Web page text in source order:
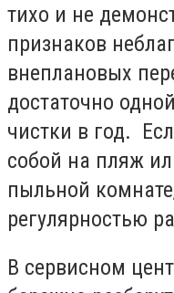
тихо и не
признаков
внеплановых
достаточно
чистки в год.
собой на пляж
пыльной
регулярностью
В сервисном